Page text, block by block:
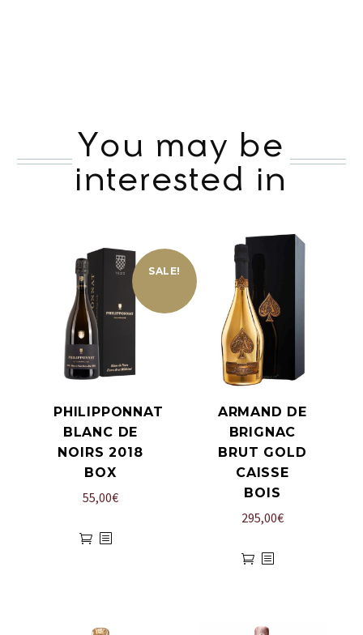
You may be
interested in
SALE!
PHILIPPONNAT
BLANC DE
NOIRS 2018
BOX
55,00€
ARMAND DE
BRIGNAC
BRUT GOLD
CAISSE
BOIS
295,00€